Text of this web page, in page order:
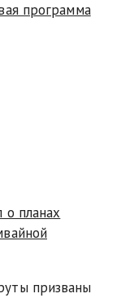
программа
о планах
призваны